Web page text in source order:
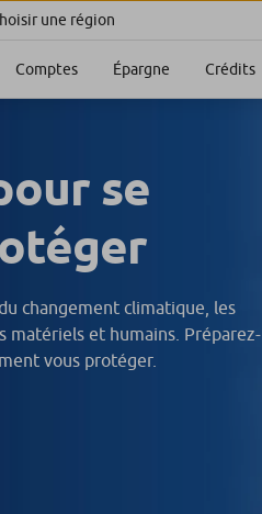
une région
Comptes Épargne Crédits
se
changement climatique, les
matériels et humains. Préparez-
vous protéger.